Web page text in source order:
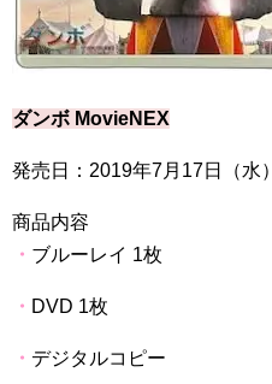
ダンボ MovieNEX
発売日： 2019年7月 17日（水）
商品内容
・ ブルーレイ 1枚
・ DVD 1枚
・ デジタルコピー